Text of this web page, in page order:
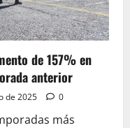
de 157% en
anterior
de 2025 0
más